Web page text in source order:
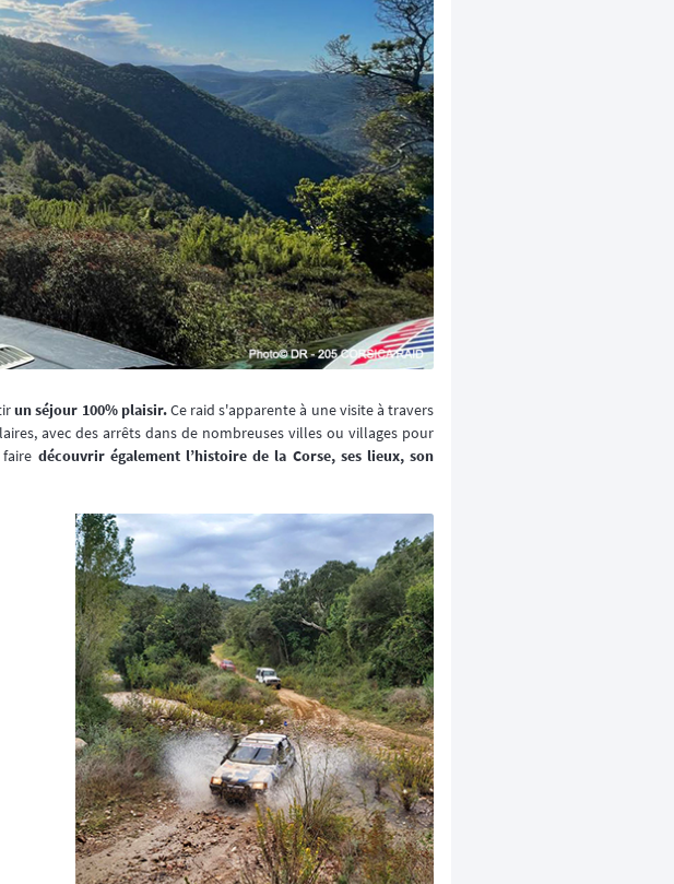
un séjour 100% plaisir.Ce raid s'apparente à une visite à travers
avec des arrêts dans de nombreuses villes ou villages pour
découvrir également l’histoire de la Corse, ses lieux, son